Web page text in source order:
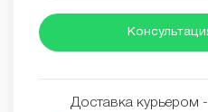
Доставка курьером